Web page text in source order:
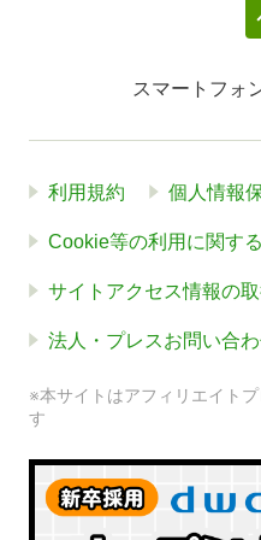
スマートフォ
利用規約 個人情報
Cookie等の利用に関す
サイトアクセス情報の
法人・プレスお問い合
※本サイトはアフィリエイト
す